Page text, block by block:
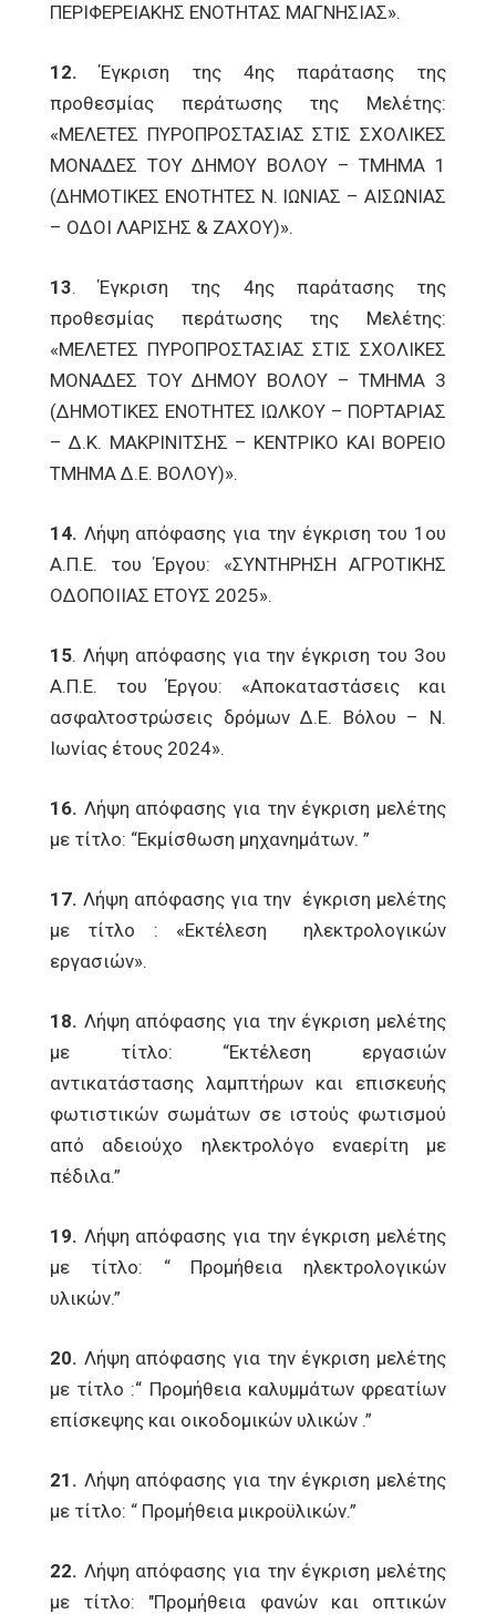
ΠΕΡΙΦΕΡΕΙΑΚΗΣ ΕΝΟΤΗΤΑΣ ΜΑΓΝΗΣΙΑΣ».
12. Έγκριση της 4ης παράτασης της
προθεσμίας περάτωσης της Μελέτης:
«ΜΕΛΕΤΕΣ ΠΥΡΟΠΡΟΣΤΑΣΙΑΣ ΣΤΙΣ ΣΧΟΛΙΚΕΣ
ΜΟΝΑΔΕΣ ΤΟΥ ΔΗΜΟΥ ΒΟΛΟΥ – ΤΜΗΜΑ 1
(ΔΗΜΟΤΙΚΕΣ ΕΝΟΤΗΤΕΣ Ν. ΙΩΝΙΑΣ – ΑΙΣΩΝΙΑΣ
– ΟΔΟΙ ΛΑΡΙΣΗΣ & ΖΑΧΟΥ)».
13. Έγκριση της 4ης παράτασης της
προθεσμίας περάτωσης της Μελέτης:
«ΜΕΛΕΤΕΣ ΠΥΡΟΠΡΟΣΤΑΣΙΑΣ ΣΤΙΣ ΣΧΟΛΙΚΕΣ
ΜΟΝΑΔΕΣ ΤΟΥ ΔΗΜΟΥ ΒΟΛΟΥ – ΤΜΗΜΑ 3
(ΔΗΜΟΤΙΚΕΣ ΕΝΟΤΗΤΕΣ ΙΩΛΚΟΥ – ΠΟΡΤΑΡΙΑΣ
– Δ.Κ. ΜΑΚΡΙΝΙΤΣΗΣ – ΚΕΝΤΡΙΚΟ ΚΑΙ ΒΟΡΕΙΟ
ΤΜΗΜΑ Δ.Ε. ΒΟΛΟΥ)».
14. Λήψη απόφασης για την έγκριση του 1ου
Α.Π.Ε. του Έργου: «ΣΥΝΤΗΡΗΣΗ ΑΓΡΟΤΙΚΗΣ
ΟΔΟΠΟΙΙΑΣ ΕΤΟΥΣ 2025».
15. Λήψη απόφασης για την έγκριση του 3ου
Α.Π.Ε. του Έργου: «Αποκαταστάσεις και
ασφαλτοστρώσεις δρόμων Δ.Ε. Βόλου – Ν.
Ιωνίας έτους 2024».
16. Λήψη απόφασης για την έγκριση μελέτης
με τίτλο: “Εκμίσθωση μηχανημάτων. ”
17. Λήψη απόφασης για την έγκριση μελέτης
με τίτλο : «Εκτέλεση ηλεκτρολογικών
εργασιών».
18. Λήψη απόφασης για την έγκριση μελέτης
με τίτλο: “Εκτέλεση εργασιών
αντικατάστασης λαμπτήρων και επισκευής
φωτιστικών σωμάτων σε ιστούς φωτισμού
από αδειούχο ηλεκτρολόγο εναερίτη με
πέδιλα.”
19. Λήψη απόφασης για την έγκριση μελέτης
με τίτλο: “ Προμήθεια ηλεκτρολογικών
υλικών.”
20. Λήψη απόφασης για την έγκριση μελέτης
με τίτλο :“ Προμήθεια καλυμμάτων φρεατίων
επίσκεψης και οικοδομικών υλικών .”
21. Λήψη απόφασης για την έγκριση μελέτης
με τίτλο: “ Προμήθεια μικροϋλικών.”
22. Λήψη απόφασης για την έγκριση μελέτης
με τίτλο: "Προμήθεια φανών και οπτικών